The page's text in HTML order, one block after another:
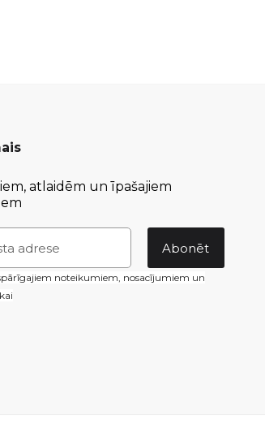
atlaidēm un īpašajiem
Abonēt
noteikumiem, nosacījumiem un